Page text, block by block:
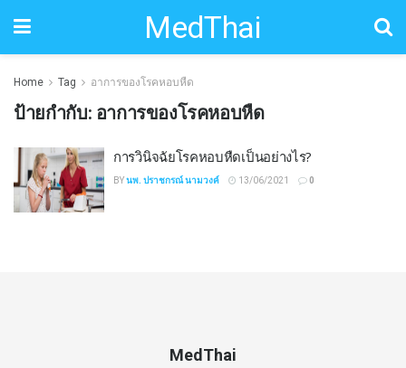
MedThai
Home Tag อาการของโรคหอบหืด
ป้ายกำกับ: อาการของโรคหอบหืด
การวินิจฉัยโรคหอบหืดเป็นอย่างไร?
BYนพ. ปราชกรณ์ นามวงค์ 13/06/2021 0
MedThai